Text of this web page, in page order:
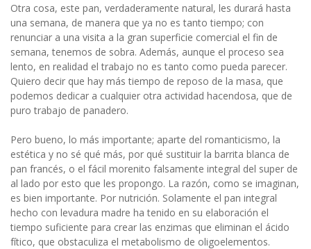
Otra cosa, este pan, verdaderamente natural, les durará hasta
una semana, de manera que ya no es tanto tiempo; con
renunciar a una visita a la gran superficie comercial el fin de
semana, tenemos de sobra. Además, aunque el proceso sea
lento, en realidad el trabajo no es tanto como pueda parecer.
Quiero decir que hay más tiempo de reposo de la masa, que
podemos dedicar a cualquier otra actividad hacendosa, que de
puro trabajo de panadero.
Pero bueno, lo más importante; aparte del romanticismo, la
estética y no sé qué más, por qué sustituir la barrita blanca de
pan francés, o el fácil morenito falsamente integral del super de
al lado por esto que les propongo. La razón, como se imaginan,
es bien importante. Por nutrición. Solamente el pan integral
hecho con levadura madre ha tenido en su elaboración el
tiempo suficiente para crear las enzimas que eliminan el ácido
fítico, que obstaculiza el metabolismo de oligoelementos.